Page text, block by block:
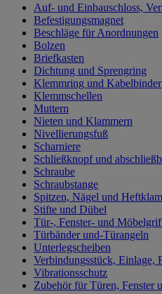
Auf- und Einbauschloss,
Befestigungsmagnet
Beschläge für Anordnungen
Bolzen
Briefkasten
Dichtung und Sprengring
Klemmring und Kabelbinder
Klemmschellen
Muttern
Nieten und Klammern
Nivellierungsfuß
Scharniere
Schließknopf und
Schraube
Schraubstange
Spitzen, Nägel und
Stifte und Dübel
Tür-, Fenster- und
Türbänder und-Türangeln
Unterlegscheiben
Verbindungsstück, Einlage,
Vibrationsschutz
Zubehör für Türen, Fenster